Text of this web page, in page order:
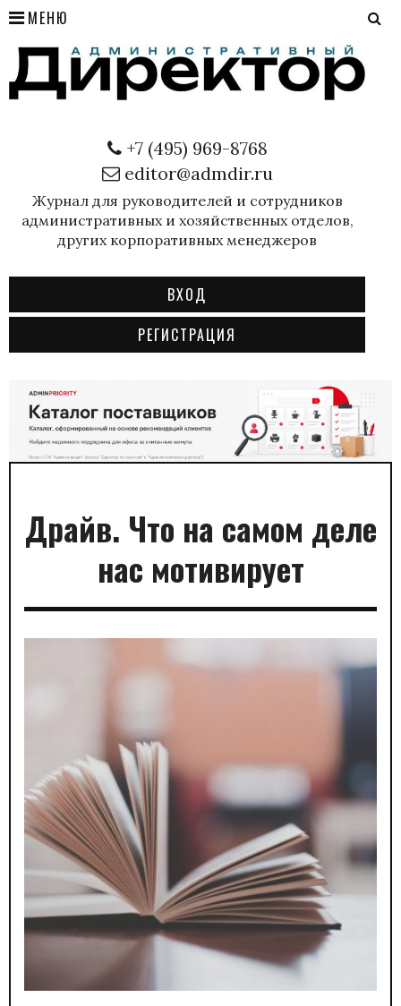
МЕНЮ
+7 (495) 969-8768
editor@admdir.ru
Журнал для руководителей и сотрудников
административных и хозяйственных отделов,
других корпоративных менеджеров
ВХОД
РЕГИСТРАЦИЯ
Драйв. Что на самом деле
нас мотивирует